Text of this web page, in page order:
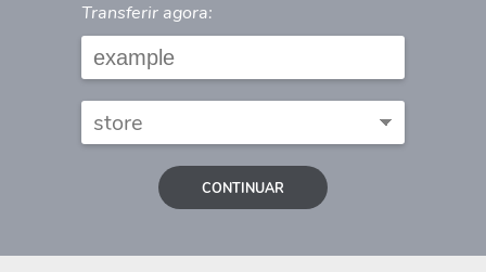
Transferir agora:
CONTINUAR